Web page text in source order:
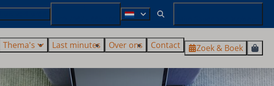
Thema's Last minutes Over ons Contact Zoek & Boek